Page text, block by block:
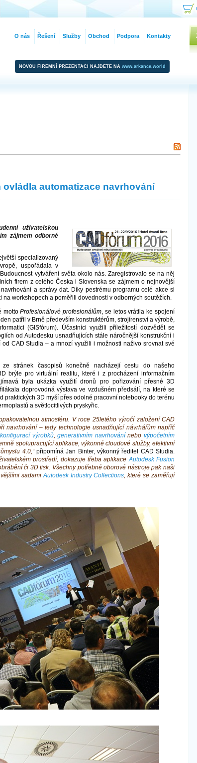
NOVOU FIREMNÍ PREZENTACI NAJDETE NA www.arkance.world
automatizace navrhování
uživatelskou
zájmem odborné
specializovaný
uspořádala v
vytváření světa okolo nás. Zaregistrovalo se na něj
firem z celého Česka i Slovenska se zájmem o nejnovější
a správy dat. Díky pestrému programu celé akce si
workshopech a poměřili dovednosti v odborných soutěžích.
mottoProfesionálové profesionálům , se letos vrátila ke spojení
patřil v Brně především konstruktérům, strojírenství a výrobě,
(GISfórum). Účastníci využili příležitostí dozvědět se
od Autodesku usnadňujících stále náročnější konstrukční i
CAD Studia – a mnozí využili i možnosti naživo srovnat své
stránek časopisů konečně nacházejí cestu do našeho
brýle pro virtuální realitu, které i z procházení informačním
byla ukázka využití dronů pro pořizování přesné 3D
doprovodná výstava ve vzdušném předsálí, na které se
3D myší přes odolné pracovní notebooky do terénu
a světlocitlivých pryskyřic.
atmosféru. V roce 25letého výročí založení CAD
navrhování – tedy technologie usnadňující návrhářům napříč
konfigurací výrobků,generativním navrhovánínebovýpočetním
spolupracující aplikace, výkonné cloudové služby, efektivní
4.0,“připomíná Jan Binter, výkonný ředitel CAD Studia.
prostředí, dokazuje třeba aplikace Autodesk Fusion
či 3D tisk. Všechny potřebné oborové nástroje pak naši
sadami Autodesk Industry Collections , které se zaměřují
O nás Řešení Služby Obchod Podpora Kontakty